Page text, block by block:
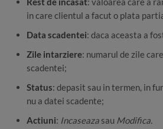
in care clientul a facut o plata
Data scadentei: daca aceasta a
Zile intarziere: numarul de zile
scadentei;
Status: depasit sau in termen, in
nu a datei scadente;
Actiuni: Incaseaza sau Modifica.